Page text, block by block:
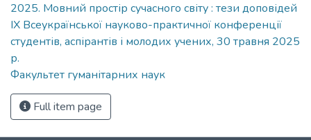
2025. Мовний простір сучасного світу : тези доповідей
ІХ Всеукраїнської науково-практичної конференції
студентів, аспірантів і молодих учених, 30 травня 2025
р.
Факультет гуманітарних наук
Full item page